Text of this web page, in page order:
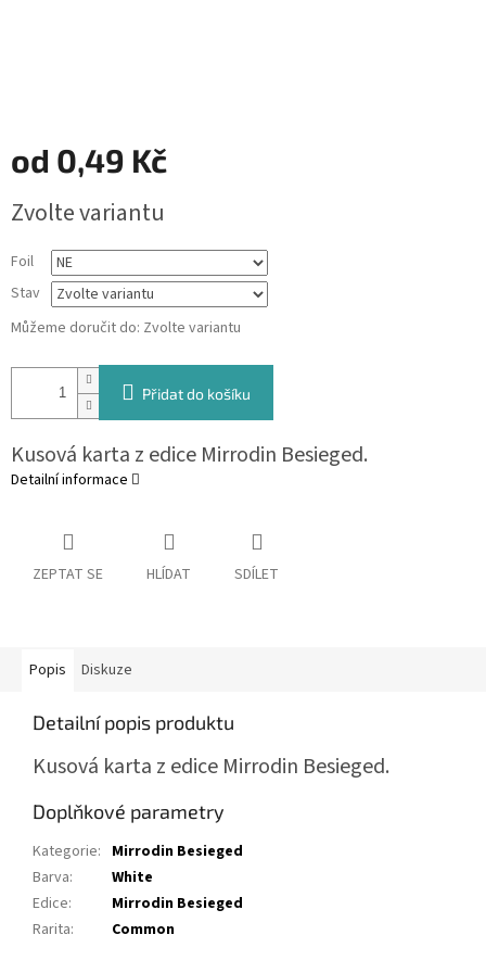
od 0,49 Kč
cena:
Zvolte variantu
Foil
Stav
Můžeme doručit do: Zvolte variantu
Přidat do košíku
Kusová karta z edice Mirrodin Besieged.
Detailní informace
ZEPTAT SE HLÍDAT SDÍLET
Popis Diskuze
Detailní popis produktu
Kusová karta z edice Mirrodin Besieged.
Doplňkové parametry
Kategorie: Mirrodin Besieged
Barva:
White
Edice:
Mirrodin Besieged
Rarita: Common